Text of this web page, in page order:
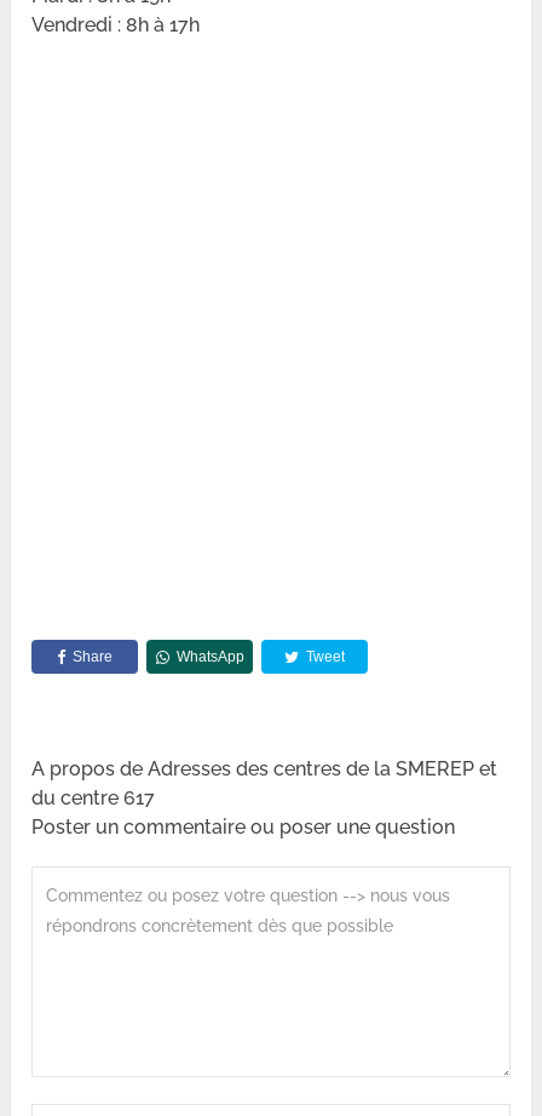
Vendredi : 8h à 17h
Share WhatsApp Tweet
A propos de Adresses des centres de la SMEREP et
du centre 617
Poster un commentaire ou poser une question